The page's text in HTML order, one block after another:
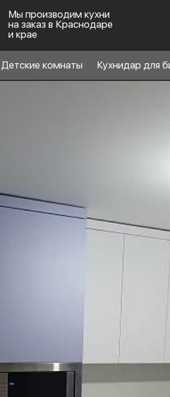
Мы производим кухни
на заказ в Краснодаре
и крае
фасада
сегмент
Детские комнаты Кухнидар для